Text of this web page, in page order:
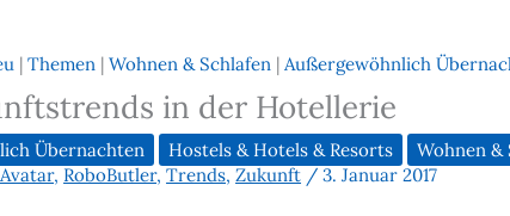
|Themen |Wohnen & Schlafen | Außergewöhnlich
in der Hotellerie
Übernachten Hostels & Hotels & Resorts Wohnen &
, RoboButler,Trends,Zukunft /3. Januar 2017